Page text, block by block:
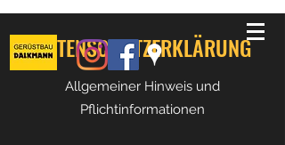
DATENSCHUTZERKLÄRUNG
Allgemeiner Hinweis und
Pflichtinformationen